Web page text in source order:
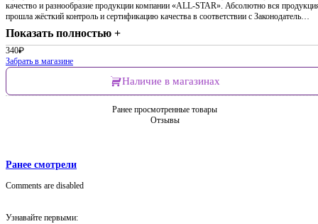
качество и разнообразие продукции компании «ALL-STAR». Абсолютно вся
прошла жёсткий контроль и сертификацию качества в соответствии с Законодатель…
Показать полностью +
340₽
Забрать в магазине
Наличие в магазинах
Ранее просмотренные товары
Отзывы
Ранее смотрели
Comments are disabled
Узнавайте первыми: